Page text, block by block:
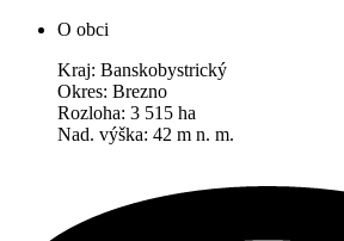
O obci
Kraj: Banskobystrický
Okres: Brezno
Rozloha: 3 515 ha
Nad. výška: 42 m n. m.